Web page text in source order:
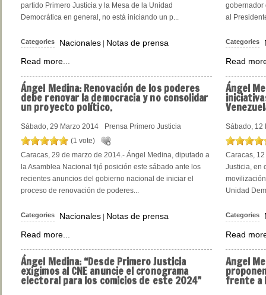
partido Primero Justicia y la Mesa de la Unidad
Democrática en general, no está iniciando un p...
Categories Nacionales | Notas de prensa
Read more...
gobernador
al
Categories
Read
Ángel Medina: Renovación de los poderes
debe renovar la democracia y no consolidar
un proyecto político.
Sábado, 29 Marzo 2014
Prensa Primero Justicia
(1 vote)
Caracas, 29 de marzo de 2014.- Ángel Medina, diputado a
la Asamblea Nacional fijó posición este sábado ante los
recientes anuncios del gobierno nacional de iniciar el
proceso de renovación de poderes...
Categories Nacionales
Notas de prensa
Read more...
Ángel
Sábado, 12
Caracas,
Justicia, en
Unidad
Categories
Read
Ángel Medina: “Desde Primero Justicia
exigimos al CNE anuncie el cronograma
electoral para los comicios de este 2024”
Angel
frente a